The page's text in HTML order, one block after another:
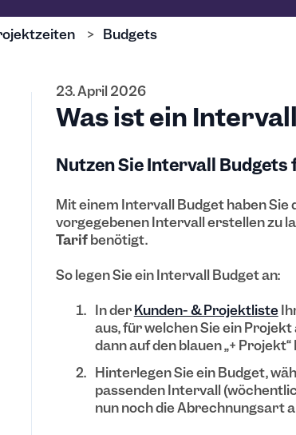
Budgets
23. April 2026
Was ist ein
Nutzen Sie Intervall
Mit einem Intervall Budget haben
vorgegebenen Intervall erstellen zu
Tarifbenötigt.
So legen Sie ein Intervall Budget an:
In derKunden- & Projektliste
aus, für welchen Sie ein
dann auf den blauen „+
Hinterlegen Sie ein Budget,
passenden Intervall
nun noch die Abrechnungsart